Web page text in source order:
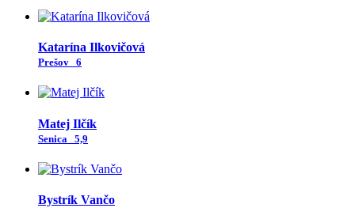
Katarína Ilkovičová
Prešov 6
Matej Ilčík
Senica 5,9
Bystrík Vančo